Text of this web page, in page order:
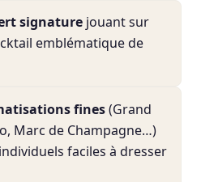
signature jouant sur
emblématique de
fines(Grand
Marc de Champagne…)
faciles à dresser